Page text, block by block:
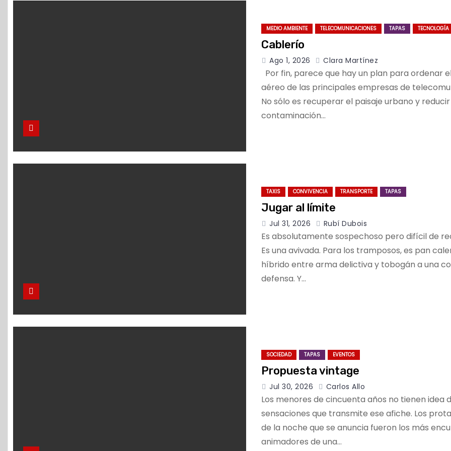
MEDIO AMBIENTE TELECOMUNICACIONES TAPAS TECNOLOGÍA
Cablerío
Ago 1, 2026 Clara Martínez
Por fin, parece que hay un plan para ordenar
aéreo de las principales empresas de
No sólo es recuperar el paisaje urbano y
contaminación…
TAXIS CONVIVENCIA TRANSPORTE TAPAS
Jugar al límite
Jul 31, 2026 Rubí Dubois
Es absolutamente sospechoso pero difícil de
Es una avivada. Para los tramposos, es pan
híbrido entre arma delictiva y tobogán a una
defensa. Y…
SOCIEDAD TAPAS EVENTOS
Propuesta vintage
Jul 30, 2026 Carlos Allo
Los menores de cincuenta años no tienen idea
sensaciones que transmite ese afiche. Los
de la noche que se anuncia fueron los más
animadores de una…